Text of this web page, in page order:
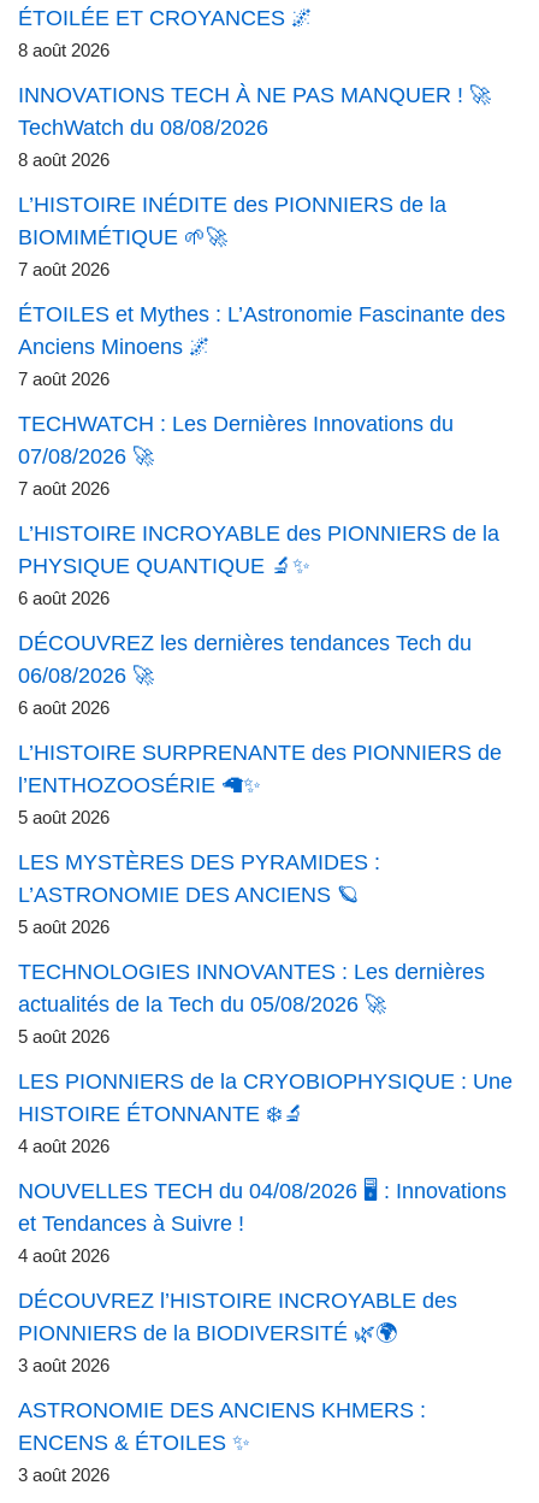
ÉTOILÉE ET CROYANCES 🌌
8 août 2026
INNOVATIONS TECH À NE PAS MANQUER ! 🚀
TechWatch du 08/08/2026
8 août 2026
L’HISTOIRE INÉDITE des PIONNIERS de la
BIOMIMÉTIQUE 🌱🚀
7 août 2026
ÉTOILES et Mythes : L’Astronomie Fascinante des
Anciens Minoens 🌌
7 août 2026
TECHWATCH : Les Dernières Innovations du
07/08/2026 🚀
7 août 2026
L’HISTOIRE INCROYABLE des PIONNIERS de la
PHYSIQUE QUANTIQUE 🔬✨
6 août 2026
DÉCOUVREZ les dernières tendances Tech du
06/08/2026 🚀
6 août 2026
L’HISTOIRE SURPRENANTE des PIONNIERS de
l’ENTHOZOOSÉRIE 🦙✨
5 août 2026
LES MYSTÈRES DES PYRAMIDES :
L’ASTRONOMIE DES ANCIENS 🪐
5 août 2026
TECHNOLOGIES INNOVANTES : Les dernières
actualités de la Tech du 05/08/2026 🚀
5 août 2026
LES PIONNIERS de la CRYOBIOPHYSIQUE : Une
HISTOIRE ÉTONNANTE ❄️🔬
4 août 2026
NOUVELLES TECH du 04/08/2026 🖥️ : Innovations
et Tendances à Suivre !
4 août 2026
DÉCOUVREZ l’HISTOIRE INCROYABLE des
PIONNIERS de la BIODIVERSITÉ 🌿🌍
3 août 2026
ASTRONOMIE DES ANCIENS KHMERS :
ENCENS & ÉTOILES ✨
3 août 2026